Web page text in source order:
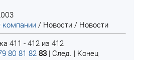
компании / Новости / Новости
411 - 412 из 412
80 81 82 83 | След. | Конец